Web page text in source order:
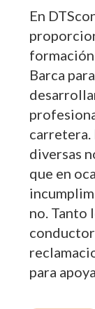
En
Barca
carretera.
diversas
que en
no. Tanto
para